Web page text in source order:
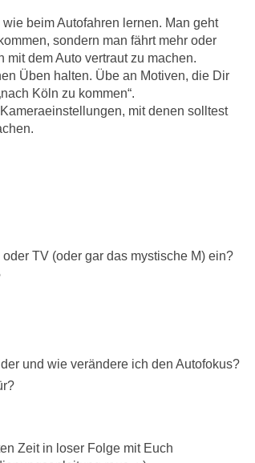
beim Autofahren lernen. Man geht
sondern man fährt mehr oder
dem Auto vertraut zu machen.
Üben halten. Übe an Motiven, die Dir
Köln zu kommen“.
mit denen solltest
TV (oder gar das mystische M) ein?
und wie verändere ich den Autofokus?
Zeit in loser Folge mit Euch